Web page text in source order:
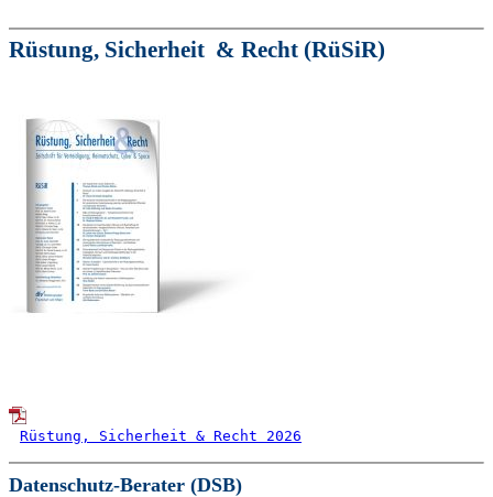
Rüstung, Sicherheit & Recht (RüSiR)
Rüstung, Sicherheit & Recht 2026
Datenschutz-Berater (DSB)